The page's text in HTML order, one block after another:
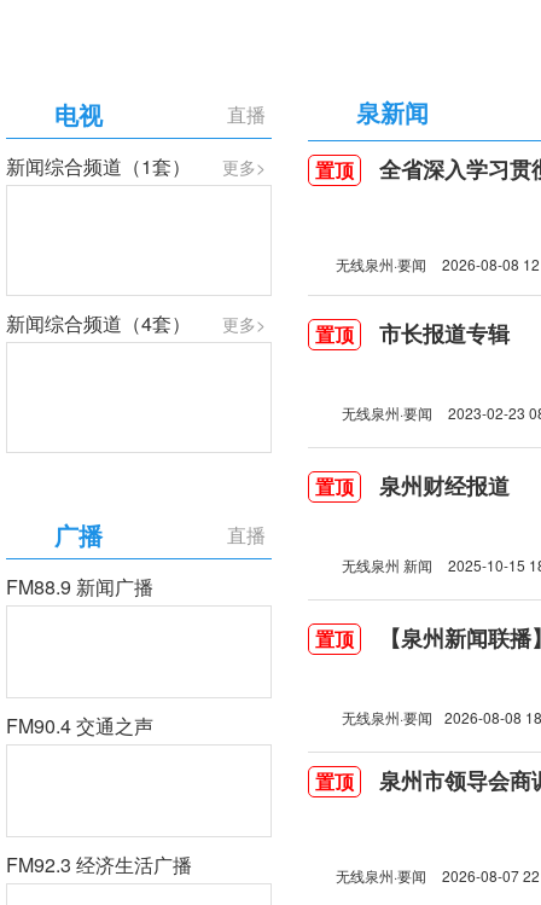
直播
电视
更多>
新闻综合频道（1套）
更多>
新闻综合频道（4套）
直播
广播
FM88.9 新闻广播
FM90.4 交通之声
FM92.3 经济生活广播
泉新闻
置顶 全省深入学习贯彻习
无线泉州·要闻 2026-08-08
置顶 市长报道专辑
无线泉州·要闻 2023-02-23
置顶 泉州财经报道
无线泉州 新闻 2025-10-15
置顶 【泉州新闻联
无线泉州·要闻 2026-08-08
置顶 泉州市领导会商
无线泉州·要闻 2026-08-07